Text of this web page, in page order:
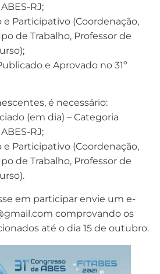
RJ;
e Participativo (Coordenação,
de Trabalho, Professor de
e Aprovado no 31º
é necessário:
(em dia) – Categoria
RJ;
e Participativo (Coordenação,
de Trabalho, Professor de
em participar envie um e-
comprovando os
até o dia 15 de outubro.